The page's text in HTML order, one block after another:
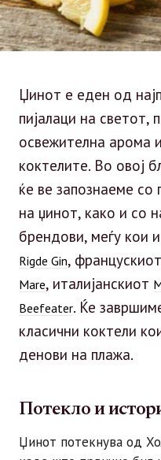
Џинот е еден од
пијалаци на светот,
освежителна арома
коктелите. Во овој
ќе ве запознаеме со
на џинот, како и со
брендови, меѓу кои
Rigde Gin, францускиот
Mare, италијанскиот
Beefeater. Ќе
класични коктели
денови на плажа.
Потекло и
Џинот потекнува од